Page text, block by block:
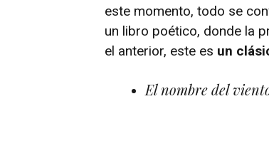
este momento, todo se
un libro poético, donde la
el anterior, este es un
El nombre del